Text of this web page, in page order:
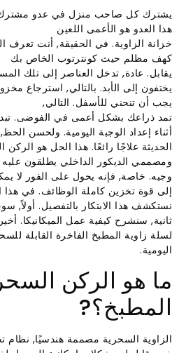
يشترك كل صاحب منزل في عدو مشترك
هذا العدو هو الأعمى اللعين
خزانة الزاوية. في الحقيقة, أنت تعرف
كهف مظلم حيث كونترتوب الخاص بك
يقابل. عادة, تدخل العناصر إلى تلك
يختفون إلى الأبد. بالتالي, استرجاع
يجب أن تنحني للأسفل. التالي,
تمد ذراعك بشكل أعمى في الفوضى.
أثناء إعداد الوجبة اليومية. ولحسن
الحديثة علاجًا رائعًا. هذا الحل هو
ومصممي الديكور الداخلي يطلقون
وجيه. خاصة, فإنه يحول على الفور لا
إلى قوة تخزين كاملة الوظائف. في
نستكشف هذا الابتكار بالتفصيل. أولاً,
ثانية, سنشرح كيفية عمل الميكانيكا.
لسلة زاوية المطبخ الفاخرة القابلة
اليومية.
ما هو الركن
المطبخ؟?
الزاوية السحرية مصممة هندسيًا,